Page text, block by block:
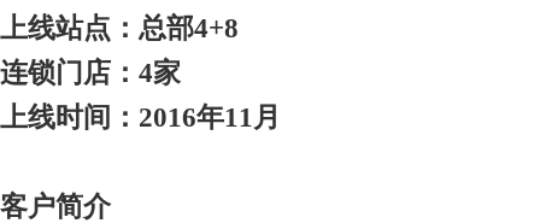
上线站点：总部4+8
连锁门店：4家
上线时间：2016年11月
客户简介